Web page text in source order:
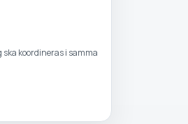
koordineras i samma